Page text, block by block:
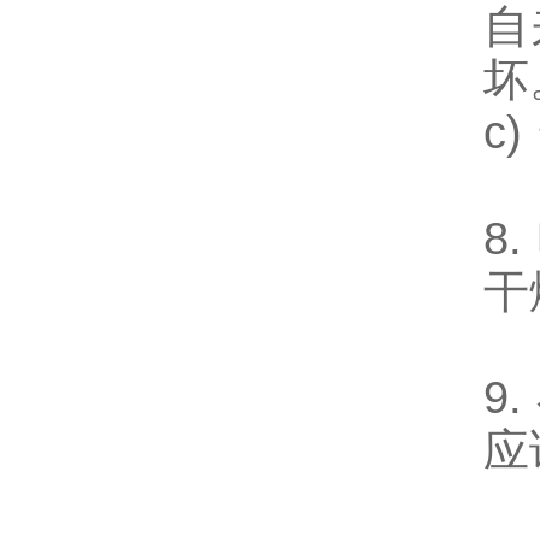
坏
c)
8.
干
9.